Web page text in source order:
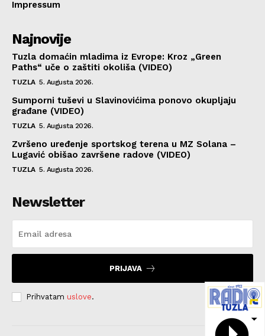
Impressum
Najnovije
Tuzla domaćin mladima iz Evrope: Kroz „Green
Paths“ uče o zaštiti okoliša (VIDEO)
TUZLA 5. Augusta 2026.
Sumporni tuševi u Slavinovićima ponovo okupljaju
građane (VIDEO)
TUZLA 5. Augusta 2026.
Zvršeno uređenje sportskog terena u MZ Solana –
Lugavić obišao završene radove (VIDEO)
TUZLA 5. Augusta 2026.
Newsletter
PRIJAVA
Prihvatam uslove.